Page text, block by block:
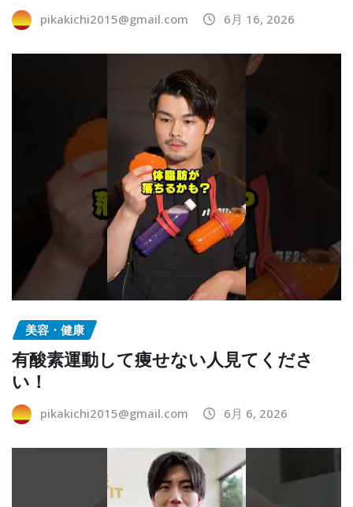
pikakichi2015@gmail.com 6月 16, 2026
美容・健康
有酸素運動して痩せない人見てくださ
い！
pikakichi2015@gmail.com 6月 6, 2026